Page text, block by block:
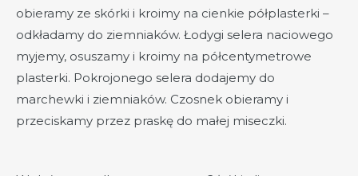
obieramy ze skórki i kroimy na cienkie półplasterki –
odkładamy do ziemniaków. Łodygi selera naciowego
myjemy, osuszamy i kroimy na półcentymetrowe
plasterki. Pokrojonego selera dodajemy do
marchewki i ziemniaków. Czosnek obieramy i
przeciskamy przez praskę do małej miseczki.